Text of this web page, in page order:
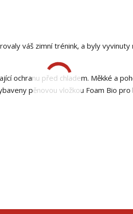
váš zimní trénink, a byly vyvinuty
ochranu před chladem. Měkké a
pěnovou vložkou Foam Bio pro